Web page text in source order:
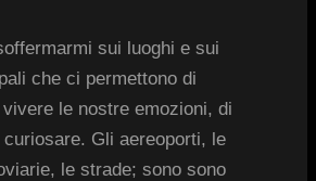
sui luoghi e sui
che ci permettono di
le nostre emozioni, di
Gli aereoporti, le
le strade; sono sono